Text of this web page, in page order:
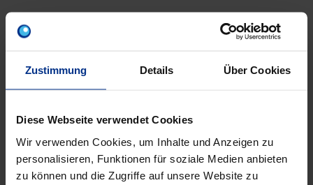
Zustimmung Details Über Cookies
Diese Webseite verwendet Cookies
Wir verwenden Cookies, um Inhalte und Anzeigen zu
personalisieren, Funktionen für soziale Medien anbieten
zu können und die Zugriffe auf unsere Website zu
BW-KLA25
MINUS PLUS st
9,65 €
pro 1 st (exkl. Mwst.)
AJF
Code